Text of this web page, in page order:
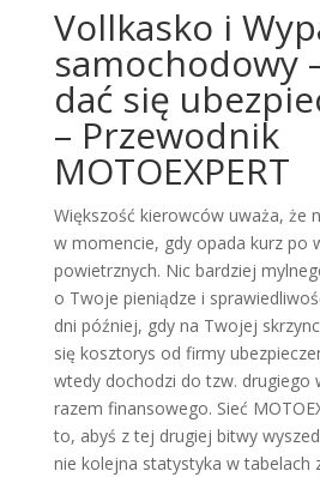
Vollkasko i
samochodowy
dać się
– Przewodnik
MOTOEXPERT
Większość kierowców uważa, że
w momencie, gdy opada kurz po
powietrznych. Nic bardziej
o Twoje pieniądze i
dni później, gdy na Twojej
się kosztorys od firmy
wtedy dochodzi do tzw. drugiego
razem finansowego. Sieć
to, abyś z tej drugiej bitwy
nie kolejna statystyka w tabelach